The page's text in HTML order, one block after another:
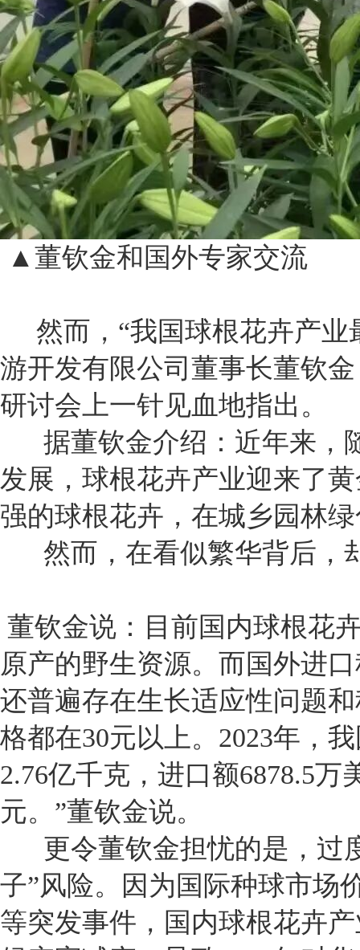
▲董钦金和国外专家交流
然而，“我国球根花卉产业
游开发有限公司董事长董钦
研讨会上一针见血地指出。
据董钦金介绍：近年来，
发展，球根花卉产业迎来了
强的球根花卉，在城乡园林
然而，在看似繁华背后，
董钦金说：目前国内球根花
原产的野生资源。而国外进
还普遍存在生长适应性问题
格都在30元以上。2023年，
2.76亿千克，进口额6878.5万
元。”董钦金说。
更令董钦金担忧的是，过
子”风险。因为国际种球市场
等突发事件，国内球根花卉